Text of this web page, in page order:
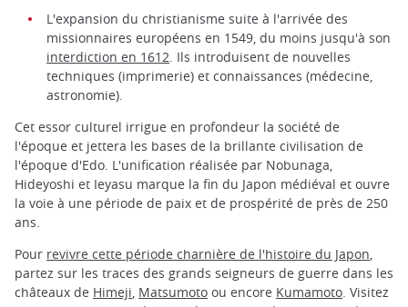
L'expansion du christianisme suite à l'arrivée des
missionnaires européens en 1549, du moins jusqu'à son
interdiction en 1612 . Ils introduisent de nouvelles
techniques (imprimerie) et connaissances (médecine,
astronomie).
Cet essor culturel irrigue en profondeur la société de
l'époque et jettera les bases de la brillante civilisation de
l'époque d'Edo. L'unification réalisée par Nobunaga,
Hideyoshi et Ieyasu marque la fin du Japon médiéval et ouvre
la voie à une période de paix et de prospérité de près de 250
ans.
Pour revivre cette période charnière de l'histoire du Japon,
partez sur les traces des grands seigneurs de guerre dans les
châteaux de Himeji, Matsumoto ou encore Kumamoto. Visitez